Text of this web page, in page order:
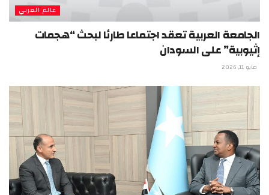
عالم العربي
الجامعة العربية تعقد اجتماعا طارئا لبحث “هجمات
إثيوبية” على السودان
مايو 11, 2026